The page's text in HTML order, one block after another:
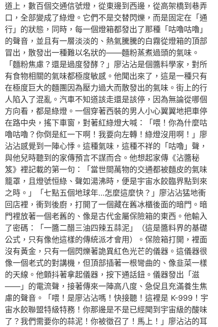
道上，數百個交通信號燈，從東邊到西邊，從高架橋到巷弄
口，全部變成了綠燈。它們不是交替閃爍，而是固定在「通
行」的狀態，同時，每一個燈箱都發出了那種「咕嚕咕嚕」
的聲音，並且有一層淡淡的、熱氣騰騰的白霧從燈箱的頂部
冒出，散發出一種難以名狀的——麵粉蒸煮過頭的氣味。
「麵粉焦慮？還是過度發酵？」廖沾沾是個醬料學家，對所
有食物相關的氣味都極度敏感。他聞出來了，這是一種只有
在極度巨大的麵團因為壓力過大而散發出的氣味。街上的行
人陷入了混亂。汽車不知道該走還是該停，因為無論從哪個
方向看，都是綠燈。一個穿著西裝的男人小心翼翼地把車停
在路中央，搖下車窗，對著紅綠燈大喊：「喂！你為什麼咕
嚕咕嚕？你倒是紅一下啊！我要向左轉！綠燈沒用啊！」廖
沾沾感覺到一陣心悸。這種氣味，這種不祥的「咕嚕」聲，
與他兒時聽到的家傳預言不謀而合。他想起家傳《沾醬秘
笈》裡記載的第一句：「當世間萬物的交通都被麵皮的氣味
籠罩，且燈號恒綠、聲如湯沸時，便是宇宙水餃臨界點到來
之時。」「七點五個地球年…怎麼這麼快？」廖沾沾猛地衝
回店裡，衝到後廚，打開了一個藏在舊冰櫃後面的暗門。暗
門裡放著一個老舊的、像是古代金屬保險箱的東西。他輸入
了密碼：「一醬二醋三油四辣五蒜泥」（這是醬料界的基礎
公式，只有像他這樣的傳統派才會用）。保險箱打開，裡面
沒有黃金，只有一個閃爍著詭異紅色光芒的儀器。這儀器很
像一個老式的對講機，但頂部插著一根彎曲的、像韭菜一樣
的天線。他顫抖著拿起儀器，按下通話鈕。儀器發出「滋
——」的電流聲，接著傳來一陣高八度、急促且充滿養生焦
慮的聲音。「喂！是廖沾沾嗎！快接聽！這裡是 K-999！宇
宙水餃聯盟特級特務！你那邊是不是已經聞到宇宙級的酸味
了？我們需要你的蒜泥！你被徵召了！馬上！」廖沾沾的耳